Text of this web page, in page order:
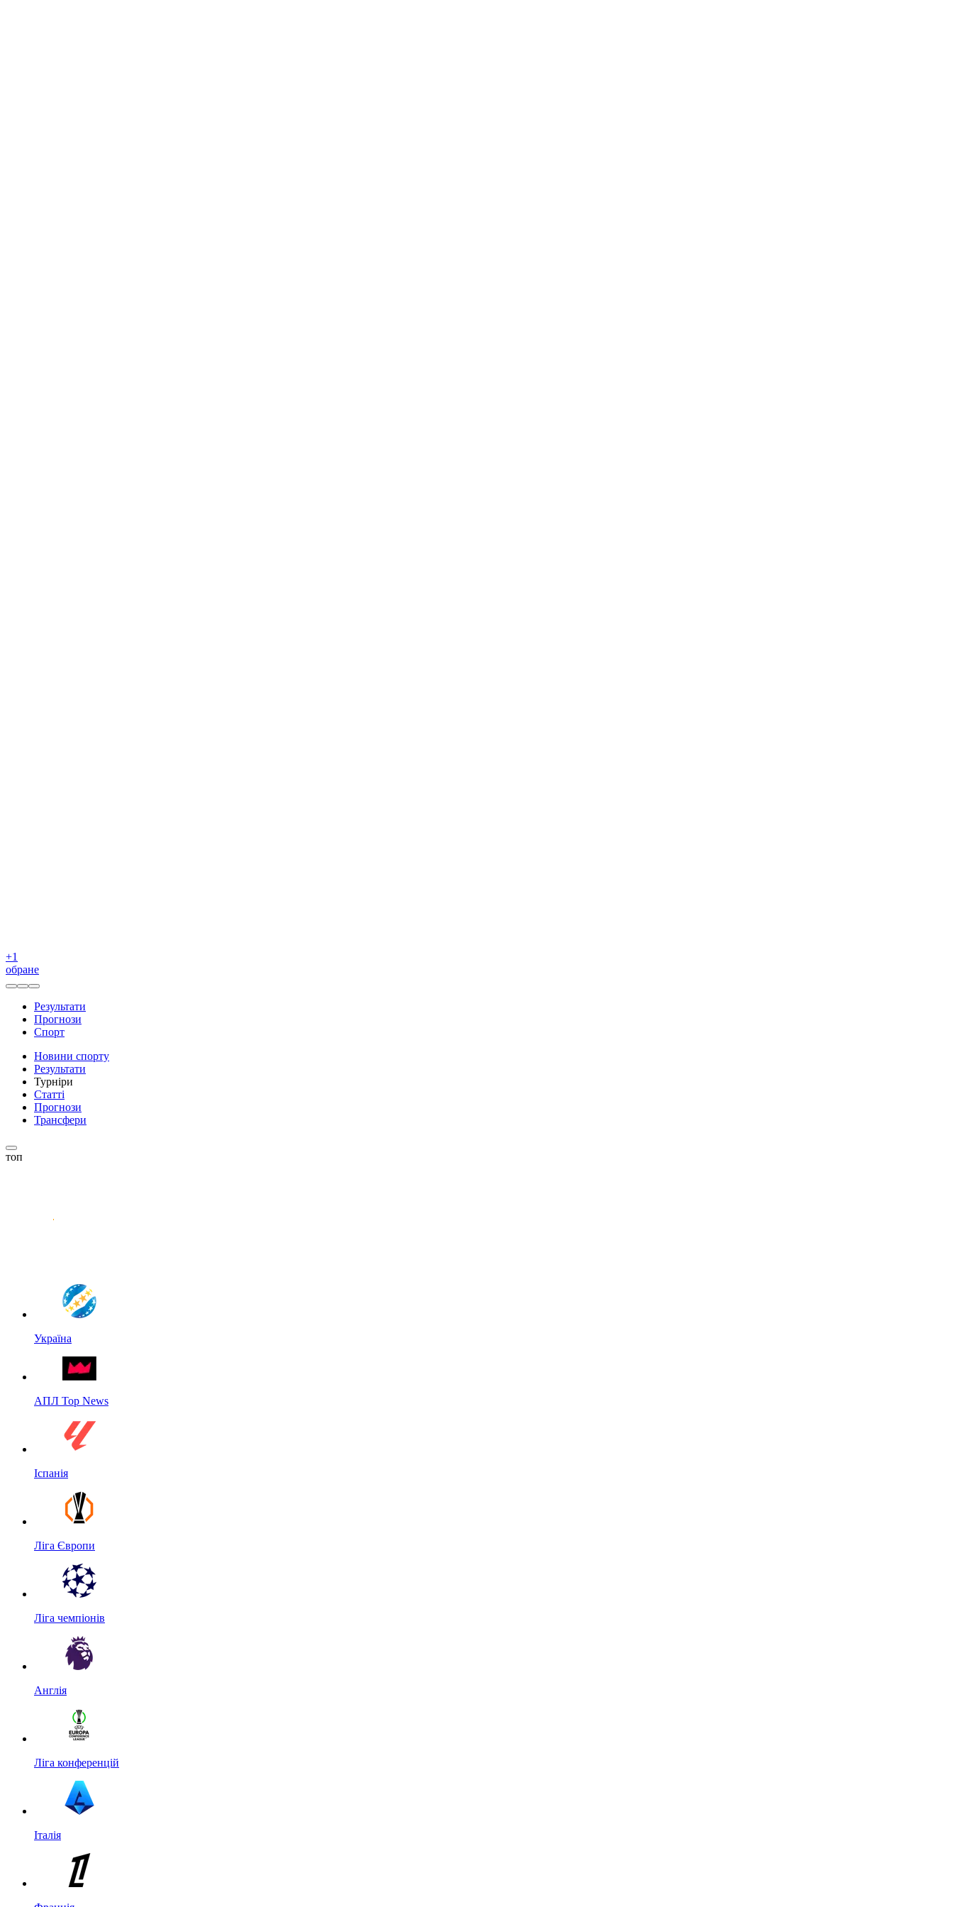
+1
обране
Результати
Прогнози
Спорт
Новини спорту
Результати
Турніри
Статті
Прогнози
Трансфери
топ
Україна
АПЛ Top News
Іспанія
Ліга Європи
Ліга чемпіонів
Англія
Ліга конференцій
Італія